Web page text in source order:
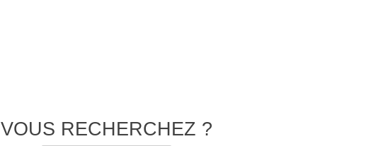
VOUS RECHERCHEZ ?